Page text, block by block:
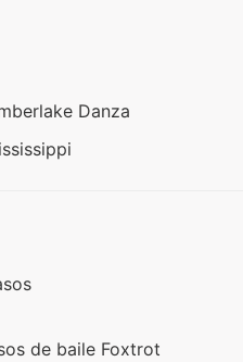
Danza
de baile Foxtrot